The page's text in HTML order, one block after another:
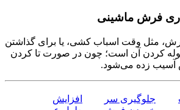
فرش ماشینی
مثل وقت اسباب کشی، یا برای گذاشتن
لوله کردن آن است؛ چون در صورت تا کردن
آسیب زده می‌شود.
جلوگیری سر
افزایش